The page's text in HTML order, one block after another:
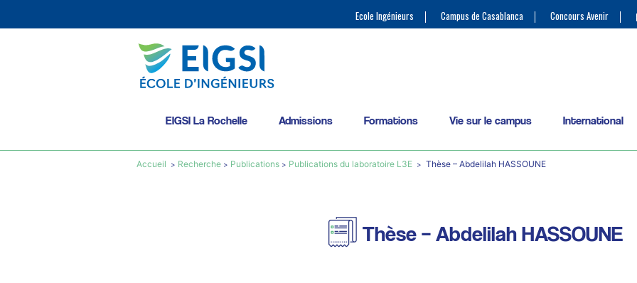
Ecole Ingénieurs Campus de Casablanca Concours Avenir
EIGSI La Rochelle Admissions Formations Vie sur le campus International
Accueil Recherche Publications Publications du laboratoire L3E Thèse – Abdelilah HASSOUNE
Thèse – Abdelilah HASSOUNE